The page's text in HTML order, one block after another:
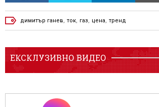
димитър ганев ток газ цена тренд
ЕКСКЛУЗИВНО ВИДЕО